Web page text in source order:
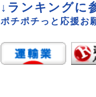
↓ランキングに
ポチポチっと応援お